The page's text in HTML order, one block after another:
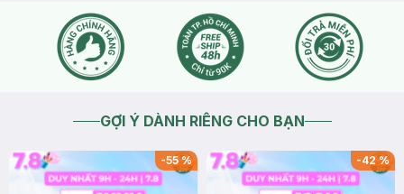
GỢI Ý DÀNH RIÊNG CHO BẠN
-55% -42%